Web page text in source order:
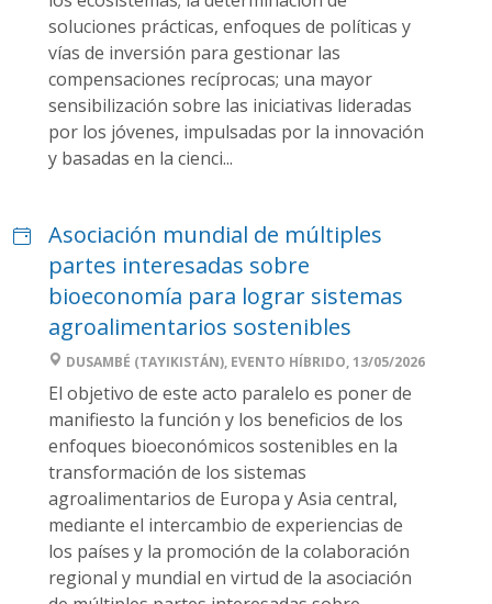
soluciones prácticas, enfoques de políticas y
vías de inversión para gestionar las
compensaciones recíprocas; una mayor
sensibilización sobre las iniciativas lideradas
por los jóvenes, impulsadas por la innovación
y basadas en la cienci...
Asociación mundial de múltiples
partes interesadas sobre
bioeconomía para lograr sistemas
agroalimentarios sostenibles
DUSAMBÉ (TAYIKISTÁN), EVENTO HÍBRIDO, 13/05/2026
El objetivo de este acto paralelo es poner de
manifiesto la función y los beneficios de los
enfoques bioeconómicos sostenibles en la
transformación de los sistemas
agroalimentarios de Europa y Asia central,
mediante el intercambio de experiencias de
los países y la promoción de la colaboración
regional y mundial en virtud de la asociación